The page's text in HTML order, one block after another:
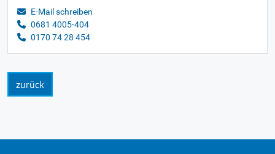
E-Mail schreiben
0681 4005-404
0170 74 28 454
zurück